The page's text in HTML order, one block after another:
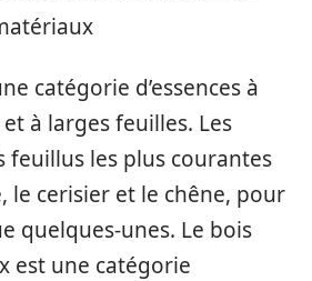
catégorie d’essences à
à larges feuilles. Les
feuillus les plus courantes
le cerisier et le chêne, pour
quelques-unes. Le bois
est une catégorie